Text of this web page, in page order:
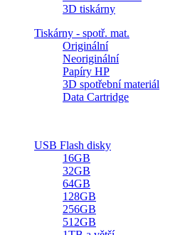
3D tiskárny
Tiskárny - spotř. mat.
Originální
Neoriginální
Papíry HP
3D spotřební materiál
Data Cartridge
USB Flash disky
16GB
32GB
64GB
128GB
256GB
512GB